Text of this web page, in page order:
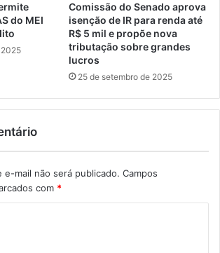
do MEI
Comissão do Senado aprova
isenção de IR para renda até
R$ 5 mil e propõe nova
tributação sobre grandes
lucros
25 de setembro de 2025
e-mail não será publicado. Campos
com *